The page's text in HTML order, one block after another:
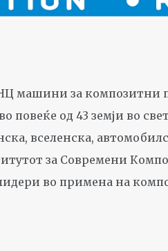
машини за композитни
од 43 земји во
вселенска,
за Современи
во примена на